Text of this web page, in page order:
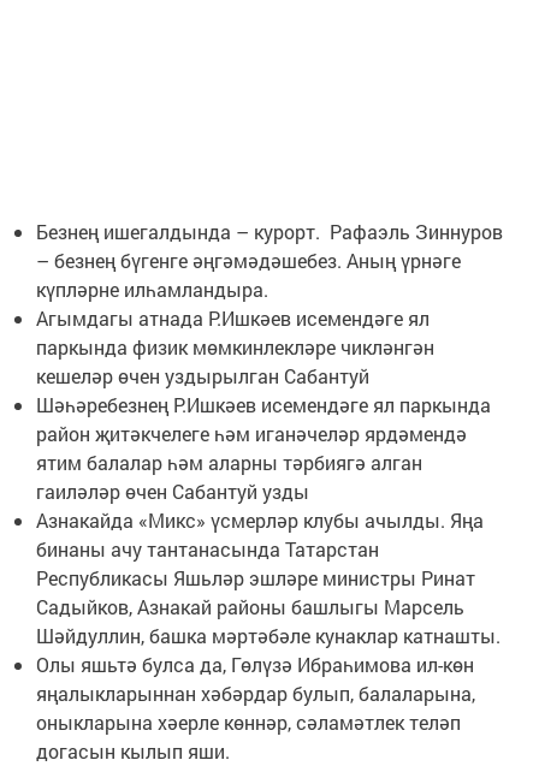
Безнең ишегалдында – курорт. Рафаэль Зиннуров
– безнең бүгенге әңгәмәдәшебез. Аның үрнәге
күпләрне илһамландыра.
Агымдагы атнада Р.Ишкәев исемендәге ял
паркында физик мөмкинлекләре чикләнгән
кешеләр өчен уздырылган Сабантуй
Шәһәребезнең Р.Ишкәев исемендәге ял паркында
район җитәкчелеге һәм иганәчеләр ярдәмендә
ятим балалар һәм аларны тәрбиягә алган
гаиләләр өчен Сабантуй узды
Азнакайда «Микс» үсмерләр клубы ачылды. Яңа
бинаны ачу тантанасында Татарстан
Республикасы Яшьләр эшләре министры Ринат
Садыйков, Азнакай районы башлыгы Марсель
Шәйдуллин, башка мәртәбәле кунаклар катнашты.
Олы яшьтә булса да, Гөлүзә Ибраһимова ил-көн
яңалыкларыннан хәбәрдар булып, балаларына,
оныкларына хәерле көннәр, сәламәтлек теләп
догасын кылып яши.